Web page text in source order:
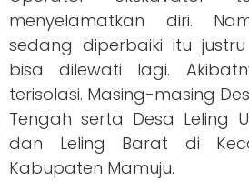
menyelamatkan diri.
sedang diperbaiki itu
bisa dilewati lagi.
terisolasi. Masing-masing
Tengah serta Desa Leling
dan Leling Barat di
Kabupaten Mamuju.